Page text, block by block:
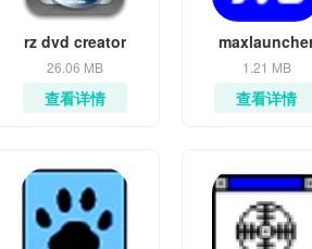
rz dvd creator
26.06 MB
查看详情
1.21 MB
查看详情